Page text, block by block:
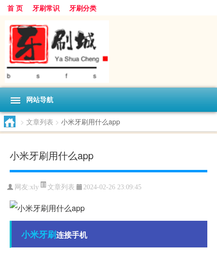
首 页 牙刷常识 牙刷分类
网站导航
> 文章列表 > 小米牙刷用什么app
小米牙刷用什么app
网友:xly 文章列表 2024-02-26 23:09:45
小米牙刷连接手机